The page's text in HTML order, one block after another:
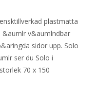
plastmatta
v&aumlndbar
sidor upp. Solo
ser du Solo i
70 x 150